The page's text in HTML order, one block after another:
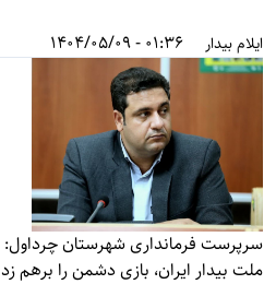
ایلام بیدار 01:36 - 1404/05/09
سرپرست فرمانداری شهرستان چرداول:
ملت بیدار ایران، بازی دشمن را برهم زد